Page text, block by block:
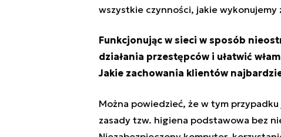
wszystkie czynności, jakie wykonujemy
Funkcjonując w sieci w sposób
działania przestępców i ułatwić
Jakie zachowania klientów
Można powiedzieć, że w tym
zasady tzw. higiena podstawowa bez